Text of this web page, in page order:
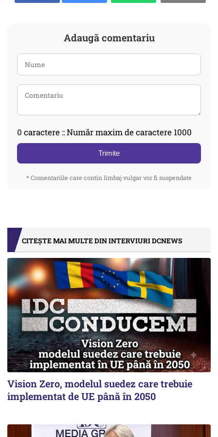
Adaugă comentariu
0 caractere :: Număr maxim de caractere 1000
Trimite
* Comentariile care contin limbaj vulgar vor fi suspendate
CITEȘTE MAI MULTE DIN INTERVIURI DCNEWS
Vision Zero, modelul suedez care trebuie
implementat de UE până în 2050